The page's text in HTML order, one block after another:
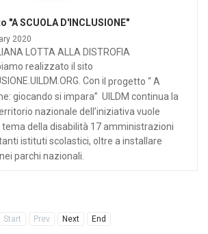
"A SCUOLA D'INCLUSIONE"
2020
LOTTA ALLA DISTROFIA
realizzato il sito
Con i l progetto “ A
giocando si impara” UILDM continua la
nazionale dell’iniziativa vuole
della disabilità 17 amministrazioni
istituti scolastici, oltre a installare
parchi nazionali.
Start Prev Next End